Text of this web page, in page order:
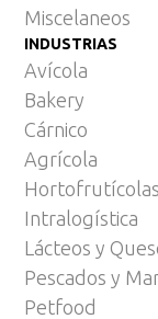
Miscelaneos
INDUSTRIAS
Avícola
Bakery
Cárnico
Agrícola
Hortofrutícolas
Intralogística
Lácteos y
Pescados y
Petfood